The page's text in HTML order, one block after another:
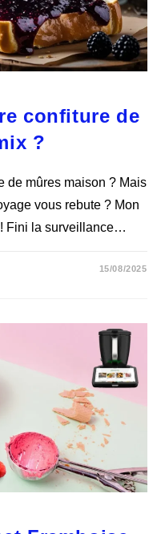
confiture de
?
de mûres maison ? Mais
vous rebute ? Mon
Fini la surveillance…
15/08/2025